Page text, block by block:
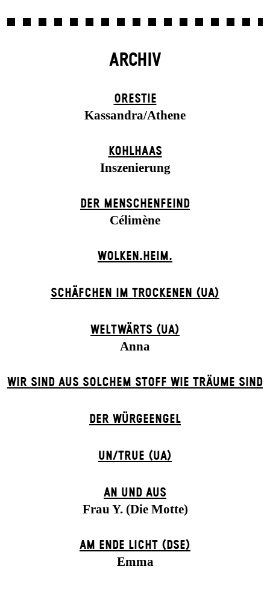
ARCHIV
ORESTIE
Kassandra/Athene
KOHLHAAS
Inszenierung
DER MENSCHENFEIND
Célimène
WOLKEN.HEIM.
SCHÄFCHEN IM TROCKENEN (UA)
WELTWÄRTS (UA)
Anna
WIR SIND AUS SOLCHEM STOFF WIE TRÄUME SIND
DER WÜR­GE­ENG­EL
UN/TRUE (UA)
AN UND AUS
Frau Y. (Die Motte)
AM ENDE LICHT (DSE)
Emma